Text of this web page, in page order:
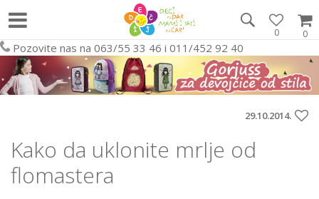
0
0
Pozovite nas na 063/55 33 46 i 011/452 92 40
29.10.2014.
Kako da uklonite mrlje od
flomastera